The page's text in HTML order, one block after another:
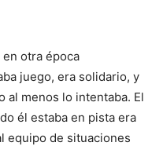
otra época
juego, era solidario, y
al menos lo intentaba. El
él estaba en pista era
equipo de situaciones